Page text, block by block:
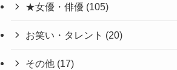
★女優・俳優 (105)
お笑い・タレント (20)
その他 (17)